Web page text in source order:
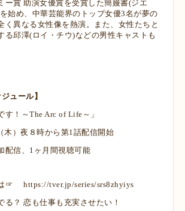
ー賞 助演女優賞を受賞した簡嫚書(ジエ
始め、中華芸能界のトップ女優3名が夢の
く異なる女性像を熱演。また、女性たちと
る邱澤(ロイ・チウ)などの男性キャストも
ュール】
す！～The Arc of Life～」
木）夜８時から第1話配信開始
配信、1ヶ月間視聴可能
は☞
https://tver.jp/series/srs8zhyiys
る？ 恋も仕事も充実させたい！